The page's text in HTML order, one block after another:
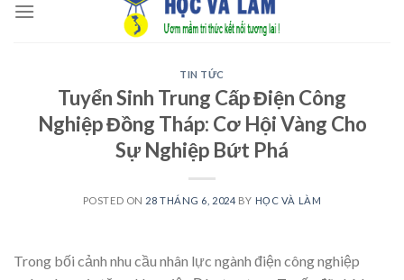
TIN TỨC
Tuyển Sinh Trung Cấp Điện Công
Nghiệp Đồng Tháp: Cơ Hội Vàng Cho
Sự Nghiệp Bứt Phá
POSTED ON 28 THÁNG 6, 2024 BY HỌC VÀ LÀM
Trong bối cảnh nhu cầu nhân lực ngành điện công nghiệp